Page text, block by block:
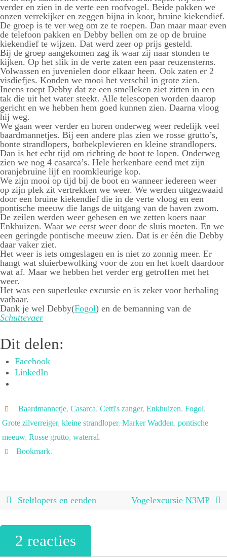
verder en zien in de verte een roofvogel. Beide pakken we
onzen verrekijker en zeggen bijna in koor, bruine kiekendief.
De groep is te ver weg om ze te roepen. Dan maar maar even
de telefoon pakken en Debby bellen om ze op de bruine
kiekendief te wijzen. Dat werd zeer op prijs gesteld.
Bij de groep aangekomen zag ik waar zij naar stonden te
kijken. Op het slik in de verte zaten een paar reuzensterns.
Volwassen en juvenielen door elkaar heen. Ook zaten er 2
visdiefjes. Konden we mooi het verschil in grote zien.
Ineens roept Debby dat ze een smelleken ziet zitten in een
tak die uit het water steekt. Alle telescopen worden daarop
gericht en we hebben hem goed kunnen zien. Daarna vloog
hij weg.
We gaan weer verder en horen onderweg weer redelijk veel
baardmannetjes. Bij een andere plas zien we rosse grutto’s,
bonte strandlopers, botbekplevieren en kleine strandlopers.
Dan is het echt tijd om richting de boot te lopen. Onderweg
zien we nog 4 casarca’s. Hele herkenbare eend met zijn
oranjebruine lijf en roomkleurige kop.
We zijn mooi op tijd bij de boot en wanneer iedereen weer
op zijn plek zit vertrekken we weer. We werden uitgezwaaid
door een bruine kiekendief die in de verte vloog en een
pontische meeuw die langs de uitgang van de haven zwom.
De zeilen werden weer gehesen en we zetten koers naar
Enkhuizen. Waar we eerst weer door de sluis moeten. En we
een geringde pontische meeuw zien. Dat is er één die Debby
daar vaker ziet.
Het weer is iets omgeslagen en is niet zo zonnig meer. Er
hangt wat sluierbewolking voor de zon en het koelt daardoor
wat af. Maar we hebben het verder erg getroffen met het
weer.
Het was een superleuke excursie en is zeker voor herhaling
vatbaar.
Dank je wel Debby(Fogol) en de bemanning van de
Schuttevaer
Dit delen:
Facebook
LinkedIn
Baardmannetje, Casarca, Cetti's zanger, Enkhuizen, Fogol,
Grote zilverreiger, kleine strandloper, Marker Wadden, pontische
meeuw, Rosse grutto, waterral.
Bookmark.
Steltlopers en eenden Vogelexcursie N3MP
2 reacties